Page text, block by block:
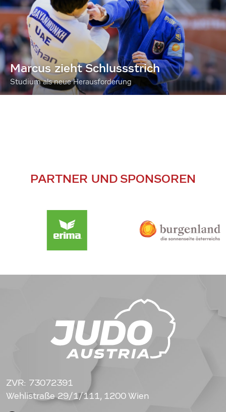
Marcus zieht Schlussstrich
Studium als neue Herausforderung
PARTNER UND SPONSOREN
ZVR: 73072391
Wehlistraße 29/1/111, 1200 Wien